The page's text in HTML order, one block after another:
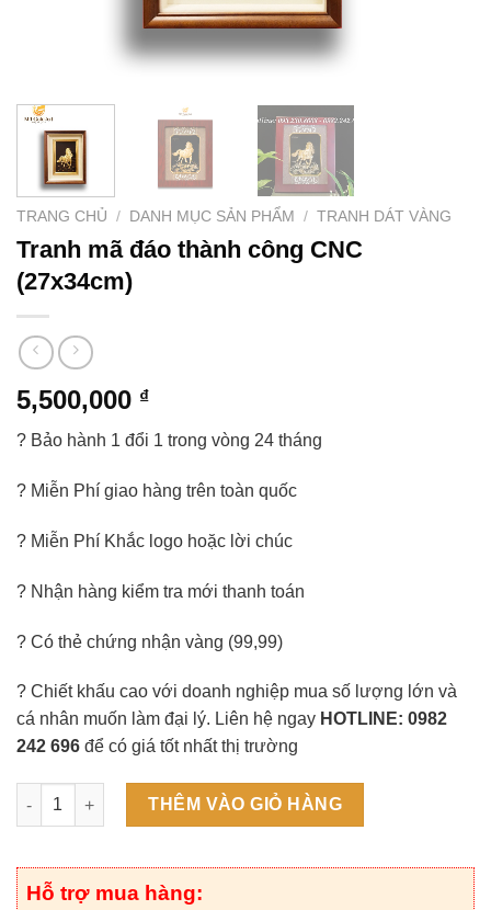
TRANG CHỦ / DANH MỤC SẢN PHẨM / TRANH DÁT VÀNG
Tranh mã đáo thành công CNC
(27x34cm)
5,500,000 ₫
? Bảo hành 1 đổi 1 trong vòng 24 tháng
? Miễn Phí giao hàng trên toàn quốc
? Miễn Phí Khắc logo hoặc lời chúc
? Nhận hàng kiểm tra mới thanh toán
? Có thẻ chứng nhận vàng (99,99)
? Chiết khấu cao với doanh nghiệp mua số lượng lớn và
cá nhân muốn làm đại lý. Liên hệ ngay HOTLINE: 0982
242 696 để có giá tốt nhất thị trường
Tranh mã đáo thành công CNC (27x34cm) số lượng
THÊM VÀO GIỎ HÀNG
Hỗ trợ mua hàng: